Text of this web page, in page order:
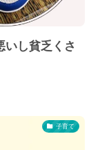
いし貧乏くさ
子育て